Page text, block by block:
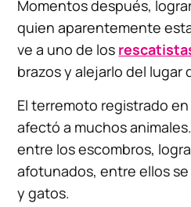
Momentos después,
quien aparentemente
ve a uno de los
brazos y alejarlo del lugar
El terremoto registrado
afectó a muchos
entre los escombros,
afotunados, entre ellos
y gatos.